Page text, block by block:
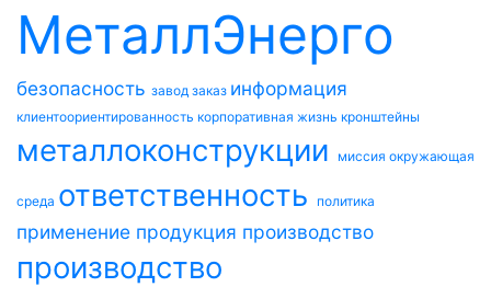
МеталлЭнерго
безопасность завод заказ информация
клиентоориентированность корпоративная жизнь кронштейны
металлоконструкции миссия окружающая
среда ответственность политика
применение продукция производство
производство